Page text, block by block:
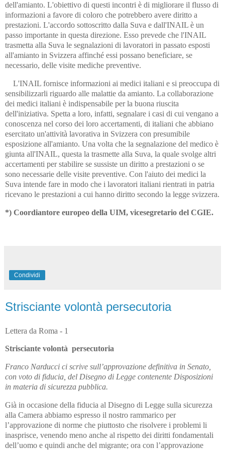
dell'amianto. L'obiettivo di questi incontri è di migliorare il flusso di
informazioni a favore di coloro che potrebbero avere diritto a
prestazioni. L'accordo sottoscritto dalla Suva e dall'INAIL è un
passo importante in questa direzione. Esso prevede che l'INAIL
trasmetta alla Suva le segnalazioni di lavoratori in passato esposti
all'amianto in Svizzera affinché essi possano beneficiare, se
necessario, delle visite mediche preventive.
L'INAIL fornisce informazioni ai medici italiani e si preoccupa di
sensibilizzarli riguardo alle malattie da amianto. La collaborazione
dei medici italiani è indispensabile per la buona riuscita
dell'iniziativa. Spetta a loro, infatti, segnalare i casi di cui vengano a
conoscenza nel corso dei loro accertamenti, di italiani che abbiano
esercitato un'attività lavorativa in Svizzera con presumibile
esposizione all'amianto. Una volta che la segnalazione del medico è
giunta all'INAIL, questa la trasmette alla Suva, la quale svolge altri
accertamenti per stabilire se sussiste un diritto a prestazioni o se
sono necessarie delle visite preventive. Con l'aiuto dei medici la
Suva intende fare in modo che i lavoratori italiani rientrati in patria
ricevano le prestazioni a cui hanno diritto secondo la legge svizzera.
*) Coordiantore europeo della UIM, vicesegretario del CGIE.
Condividi
Strisciante volontà persecutoria
Lettera da Roma - 1
Strisciante volontà persecutoria
Franco Narducci ci scrive sull’approvazione definitiva in Senato,
con voto di fiducia, del Disegno di Legge contenente Disposizioni
in materia di sicurezza pubblica.
Già in occasione della fiducia al Disegno di Legge sulla sicurezza
alla Camera abbiamo espresso il nostro rammarico per
l’approvazione di norme che piuttosto che risolvere i problemi li
inasprisce, venendo meno anche al rispetto dei diritti fondamentali
dell’uomo e quindi anche del migrante; ora con l’approvazione